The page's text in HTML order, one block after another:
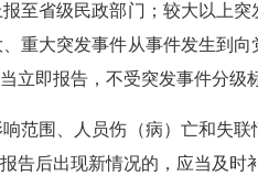
省级民政部门；较大以上突
重大突发事件从事件发生到
立即报告，不受突发事件分级
围、人员伤（病）亡和失联
告后出现新情况的，应当及时